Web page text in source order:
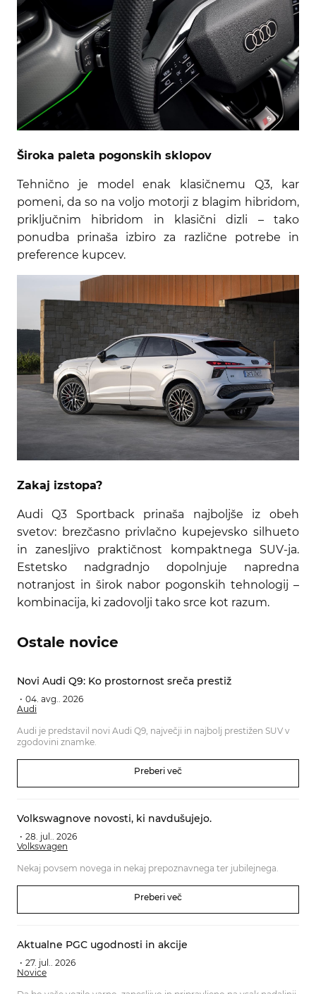
Široka paleta pogonskih sklopov
Tehnično je model enak klasičnemu Q3, kar
pomeni, da so na voljo motorji z blagim hibridom,
priključnim hibridom in klasični dizli – tako
ponudba prinaša izbiro za različne potrebe in
preference kupcev.
Zakaj izstopa?
Audi Q3 Sportback prinaša najboljše iz obeh
svetov: brezčasno privlačno kupejevsko silhueto
in zanesljivo praktičnost kompaktnega SUV-ja.
Estetsko nadgradnjo dopolnjuje napredna
notranjost in širok nabor pogonskih tehnologij –
kombinacija, ki zadovolji tako srce kot razum.
Ostale novice
Novi Audi Q9: Ko prostornost sreča prestiž
Audi
04. avg.. 2026
Audi je predstavil novi Audi Q9, največji in najbolj prestižen SUV v
zgodovini znamke.
Preberi več
Volkswagnove novosti, ki navdušujejo.
Volkswagen
28. jul.. 2026
Nekaj povsem novega in nekaj prepoznavnega ter jubilejnega.
Preberi več
Aktualne PGC ugodnosti in akcije
Novice
27. jul.. 2026